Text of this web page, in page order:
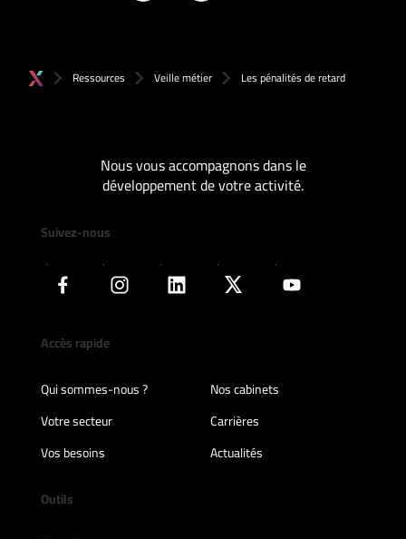
Ressources Veille métier Les pénalités de retard
Nous vous accompagnons dans le
développement de votre activité.
Suivez-nous
Accès rapide
Qui sommes-nous ?
Nos cabinets
Votre secteur
Carrières
Vos besoins
Actualités
Outils